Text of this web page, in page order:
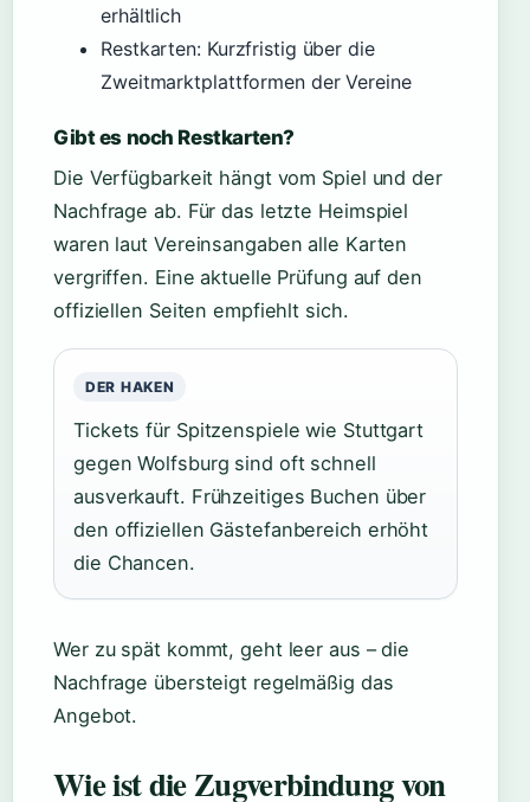
erhältlich
Restkarten: Kurzfristig über die
Zweitmarktplattformen der Vereine
Gibt es noch Restkarten?
Die Verfügbarkeit hängt vom Spiel und der
Nachfrage ab. Für das letzte Heimspiel
waren laut Vereinsangaben alle Karten
vergriffen. Eine aktuelle Prüfung auf den
offiziellen Seiten empfiehlt sich.
DER HAKEN
Tickets für Spitzenspiele wie Stuttgart
gegen Wolfsburg sind oft schnell
ausverkauft. Frühzeitiges Buchen über
den offiziellen Gästefanbereich erhöht
die Chancen.
Wer zu spät kommt, geht leer aus – die
Nachfrage übersteigt regelmäßig das
Angebot.
Wie ist die Zugverbindung von